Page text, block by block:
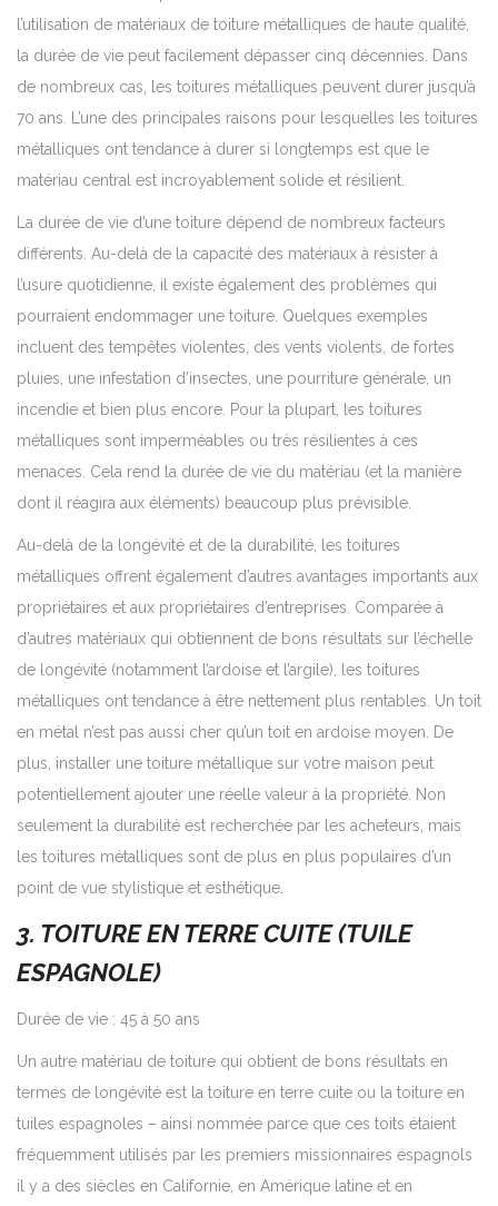
l’utilisation de matériaux de toiture métalliques de haute qualité,
la durée de vie peut facilement dépasser cinq décennies. Dans
de nombreux cas, les toitures métalliques peuvent durer jusqu’à
70 ans. L’une des principales raisons pour lesquelles les toitures
métalliques ont tendance à durer si longtemps est que le
matériau central est incroyablement solide et résilient.
La durée de vie d’une toiture dépend de nombreux facteurs
différents. Au-delà de la capacité des matériaux à résister à
l’usure quotidienne, il existe également des problèmes qui
pourraient endommager une toiture. Quelques exemples
incluent des tempêtes violentes, des vents violents, de fortes
pluies, une infestation d’insectes, une pourriture générale, un
incendie et bien plus encore. Pour la plupart, les toitures
métalliques sont imperméables ou très résilientes à ces
menaces. Cela rend la durée de vie du matériau (et la manière
dont il réagira aux éléments) beaucoup plus prévisible.
Au-delà de la longévité et de la durabilité, les toitures
métalliques offrent également d’autres avantages importants aux
propriétaires et aux propriétaires d’entreprises. Comparée à
d’autres matériaux qui obtiennent de bons résultats sur l’échelle
de longévité (notamment l’ardoise et l’argile), les toitures
métalliques ont tendance à être nettement plus rentables. Un toit
en métal n’est pas aussi cher qu’un toit en ardoise moyen. De
plus, installer une toiture métallique sur votre maison peut
potentiellement ajouter une réelle valeur à la propriété. Non
seulement la durabilité est recherchée par les acheteurs, mais
les toitures métalliques sont de plus en plus populaires d’un
point de vue stylistique et esthétique.
3. TOITURE EN TERRE CUITE (TUILE
ESPAGNOLE)
Durée de vie : 45 à 50 ans
Un autre matériau de toiture qui obtient de bons résultats en
termes de longévité est la toiture en terre cuite ou la toiture en
tuiles espagnoles – ainsi nommée parce que ces toits étaient
fréquemment utilisés par les premiers missionnaires espagnols
il y a des siècles en Californie, en Amérique latine et en